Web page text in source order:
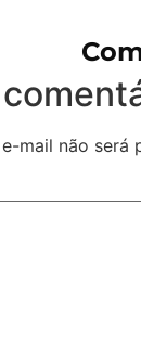
mail não será